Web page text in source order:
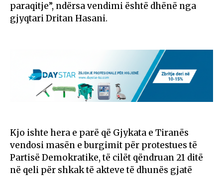
paraqitje”, ndërsa vendimi është dhënë nga
gjyqtari Dritan Hasani.
Kjo ishte hera e parë që Gjykata e Tiranës
vendosi masën e burgimit për protestues të
Partisë Demokratike, të cilët qëndruan 21 ditë
në qeli për shkak të akteve të dhunës gjatë